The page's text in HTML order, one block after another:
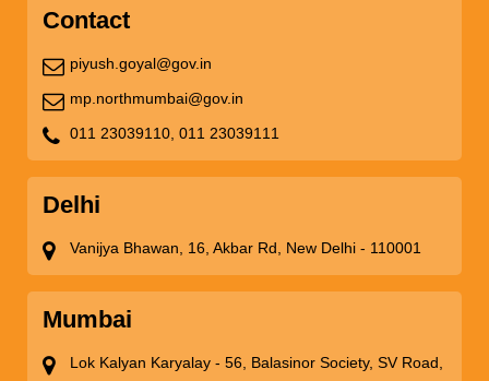
Contact
piyush.goyal@gov.in
mp.northmumbai@gov.in
011 23039110, 011 23039111
Delhi
Vanijya Bhawan, 16, Akbar Rd, New Delhi - 110001
Mumbai
Lok Kalyan Karyalay - 56, Balasinor Society, SV Road,